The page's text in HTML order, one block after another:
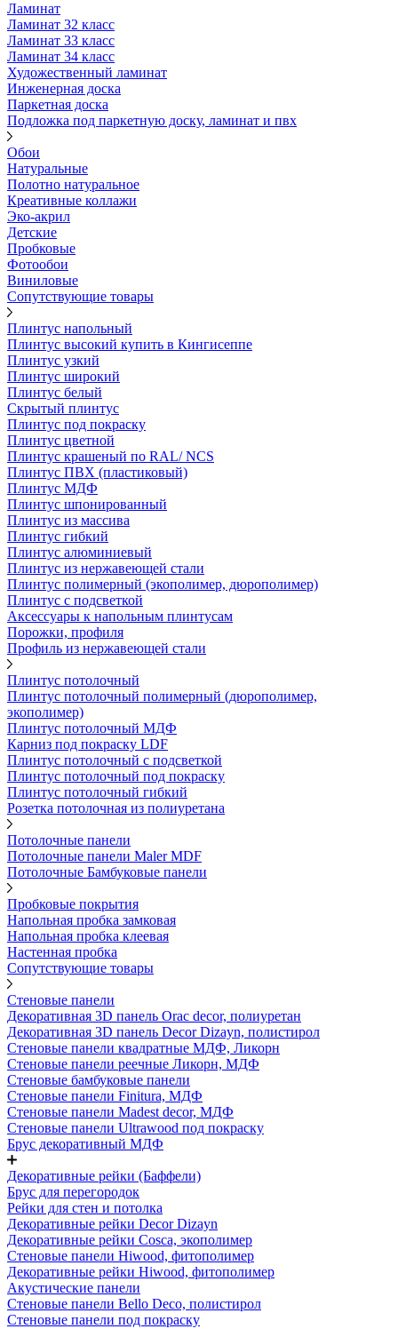
Ламинат
Ламинат 32 класс
Ламинат 33 класс
Ламинат 34 класс
Художественный ламинат
Инженерная доска
Паркетная доска
Подложка под паркетную доску, ламинат и пвх
Обои
Натуральные
Полотно натуральное
Креативные коллажи
Эко-акрил
Детские
Пробковые
Фотообои
Виниловые
Сопутствующие товары
Плинтус напольный
Плинтус высокий купить в Кингисеппе
Плинтус узкий
Плинтус широкий
Плинтус белый
Скрытый плинтус
Плинтус под покраску
Плинтус цветной
Плинтус крашеный по RAL/ NCS
Плинтус ПВХ (пластиковый)
Плинтус МДФ
Плинтус шпонированный
Плинтус из массива
Плинтус гибкий
Плинтус алюминиевый
Плинтус из нержавеющей стали
Плинтус полимерный (экополимер, дюрополимер)
Плинтус с подсветкой
Аксессуары к напольным плинтусам
Порожки, профиля
Профиль из нержавеющей стали
Плинтус потолочный
Плинтус потолочный полимерный (дюрополимер,
экополимер)
Плинтус потолочный МДФ
Карниз под покраску LDF
Плинтус потолочный с подсветкой
Плинтус потолочный под покраску
Плинтус потолочный гибкий
Розетка потолочная из полиуретана
Потолочные панели
Потолочные панели Maler MDF
Потолочные Бамбуковые панели
Пробковые покрытия
Напольная пробка замковая
Напольная пробка клеевая
Настенная пробка
Сопутствующие товары
Стеновые панели
Декоративная 3D панель Orac decor, полиуретан
Декоративная 3D панель Decor Dizayn, полистирол
Стеновые панели квадратные МДФ, Ликорн
Стеновые панели реечные Ликорн, МДФ
Стеновые бамбуковые панели
Стеновые панели Finitura, МДФ
Стеновые панели Madest decor, МДФ
Стеновые панели Ultrawood под покраску
Брус декоративный МДФ
Декоративные рейки (Баффели)
Брус для перегородок
Рейки для стен и потолка
Декоративные рейки Decor Dizayn
Декоративные рейки Cosca, экополимер
Стеновые панели Hiwood, фитополимер
Декоративные рейки Hiwood, фитополимер
Акустические панели
Стеновые панели Bello Deco, полистирол
Стеновые панели под покраску